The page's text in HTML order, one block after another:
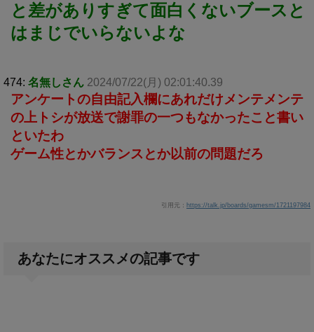
と差がありすぎて面白くないブースと
はまじでいらないよな
474: 名無しさん 2024/07/22(月) 02:01:40.39
アンケートの自由記入欄にあれだけメンテメンテ
の上トシが放送で謝罪の一つもなかったこと書い
といたわ
ゲーム性とかバランスとか以前の問題だろ
引用元： https://talk.jp/boards/gamesm/1721197984
あなたにオススメの記事です